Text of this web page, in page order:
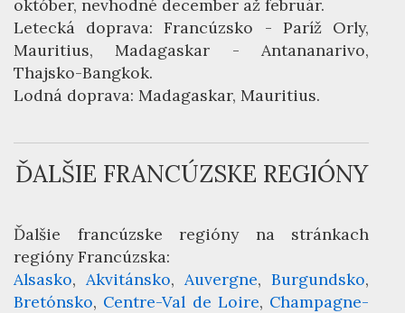
október, nevhodné december až február.
Letecká doprava: Francúzsko - Paríž Orly,
Mauritius, Madagaskar - Antananarivo,
Thajsko-Bangkok.
Lodná doprava: Madagaskar, Mauritius.
ĎALŠIE FRANCÚZSKE REGIÓNY
Ďalšie francúzske regióny na stránkach
regióny Francúzska:
Alsasko
Akvitánsko Auvergne
Burgundsko
Bretónsko Centre-Val de Loire Champagne-